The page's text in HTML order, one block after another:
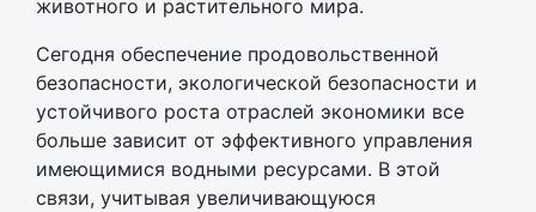
животного и растительного мира.
Сегодня обеспечение продовольственной
безопасности, экологической безопасности и
устойчивого роста отраслей экономики все
больше зависит от эффективного управления
имеющимися водными ресурсами. В этой
связи, учитывая увеличивающуюся